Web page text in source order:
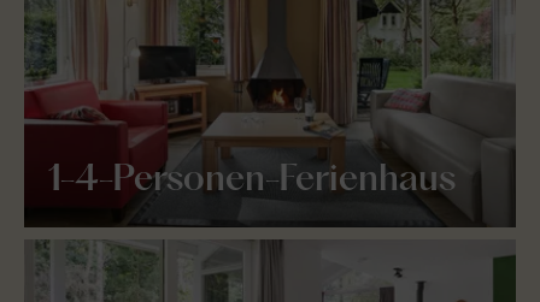
1-4-Personen-Ferienhaus